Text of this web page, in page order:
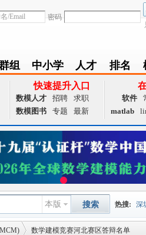
密码
组
group
中小学
zxx
人才
achieve
排名
Ranklist
快速提升入口
数模人才 招聘
求职
数模图书
专题 最新
软件
matlab
本版 搜索 热搜: 深
数据挖掘
数学建模竞赛河北赛区答辩名单